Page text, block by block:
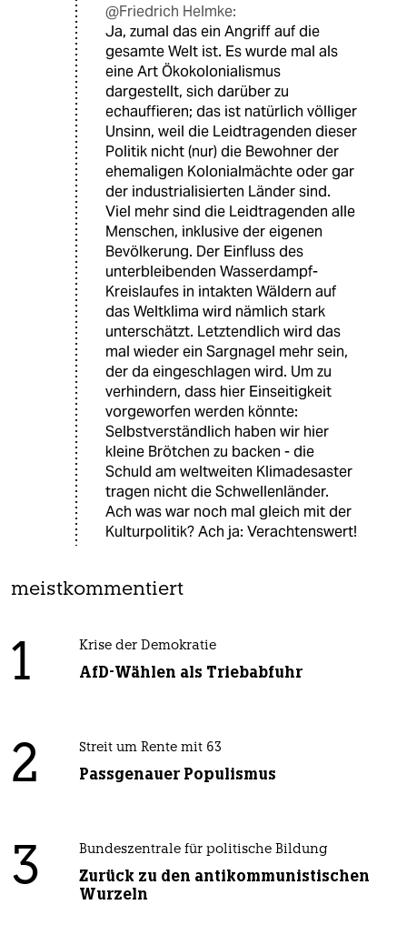
@Friedrich Helmke:
Ja, zumal das ein Angriff auf die
gesamte Welt ist. Es wurde mal als
eine Art Ökokolonialismus
dargestellt, sich darüber zu
echauffieren; das ist natürlich völliger
Unsinn, weil die Leidtragenden dieser
Politik nicht (nur) die Bewohner der
ehemaligen Kolonialmächte oder gar
der industrialisierten Länder sind.
Viel mehr sind die Leidtragenden alle
Menschen, inklusive der eigenen
Bevölkerung. Der Einfluss des
unterbleibenden Wasserdampf-
Kreislaufes in intakten Wäldern auf
das Weltklima wird nämlich stark
unterschätzt. Letztendlich wird das
mal wieder ein Sargnagel mehr sein,
der da eingeschlagen wird. Um zu
verhindern, dass hier Einseitigkeit
vorgeworfen werden könnte:
Selbstverständlich haben wir hier
kleine Brötchen zu backen - die
Schuld am weltweiten Klimadesaster
tragen nicht die Schwellenländer.
Ach was war noch mal gleich mit der
Kulturpolitik? Ach ja: Verachtenswert!
meistkommentiert
1 Krise der Demokratie
AfD-Wählen als Triebabfuhr
2 Streit um Rente mit 63
Passgenauer Populismus
3 Bundeszentrale für politische Bildung
Zurück zu den antikommunistischen
Wurzeln